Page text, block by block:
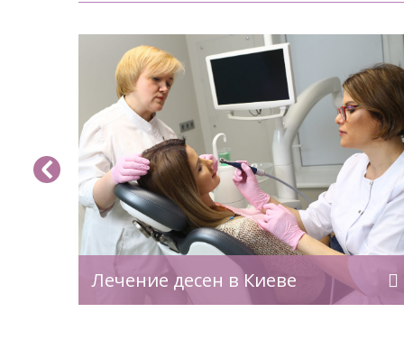
Лечение десен в Киеве
Шинирование зубов — эффективная
стоматологическая процедура,
позволяет укрепить подвижные
стабилизировать зубной ряд. Она
применяется при пародонтите,
травм, а также после
лечения. В клинике профессора
шинирование проводится с
использованием современных
материалов и технологий, что
обеспечивает комфорт, а также
гарантирует надежный и
долговременный результат. Для